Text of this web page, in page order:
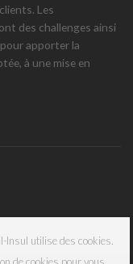
Insul utilise des cookies.
Les
des challenges ainsi
apporter la
à une mise en